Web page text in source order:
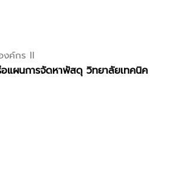
งค์กร II
แผนการจัดหาพัสดุ วิทยาลัยเทคนิค